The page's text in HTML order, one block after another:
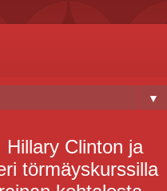
▼
Hillary Clinton ja
törmäyskurssilla